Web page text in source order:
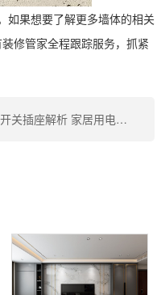
如果想要了解更多墙体的相关
修管家全程跟踪服务，抓紧
下一篇：家居验收之开关插座解析 家居用电不烦恼